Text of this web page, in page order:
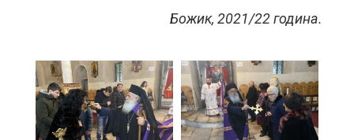
Божик, 2021/22 година.